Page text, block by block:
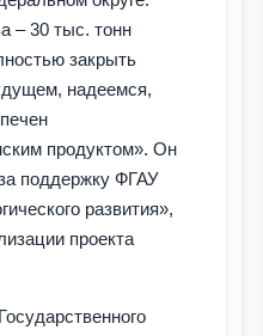
– 30 тыс. тонн
закрыть
надеемся,
продуктом». Он
поддержку ФГАУ
развития»,
проекта